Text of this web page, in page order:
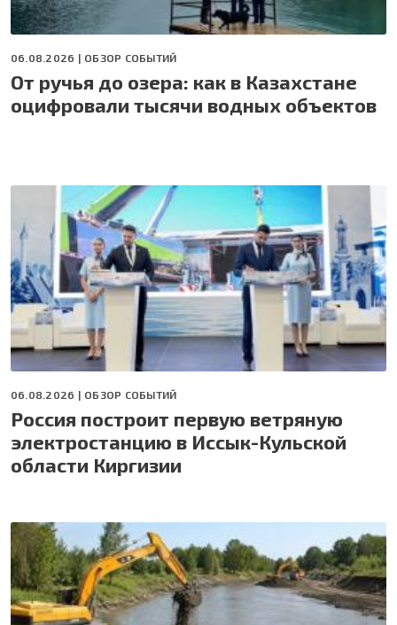
06.08.2026 | ОБЗОР СОБЫТИЙ
От ручья до озера: как в Казахстане
оцифровали тысячи водных объектов
06.08.2026 | ОБЗОР СОБЫТИЙ
Россия построит первую ветряную
электростанцию в Иссык-Кульской
области Киргизии